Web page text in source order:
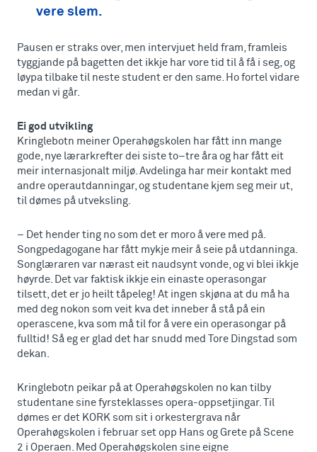
vere slem.
Pausen er straks over, men intervjuet held fram, framleis
tyggjande på bagetten det ikkje har vore tid til å få i seg, og
løypa tilbake til neste student er den same. Ho fortel vidare
medan vi går.
Ei god utvikling
Kringlebotn meiner Operahøgskolen har fått inn mange
gode, nye lærarkrefter dei siste to–tre åra og har fått eit
meir internasjonalt miljø. Avdelinga har meir kontakt med
andre operautdanningar, og studentane kjem seg meir ut,
til dømes på utveksling.
– Det hender ting no som det er moro å vere med på.
Songpedagogane har fått mykje meir å seie på utdanninga.
Songlæraren var nærast eit naudsynt vonde, og vi blei ikkje
høyrde. Det var faktisk ikkje ein einaste operasongar
tilsett, det er jo heilt tåpeleg! At ingen skjøna at du må ha
med deg nokon som veit kva det inneber å stå på ein
operascene, kva som må til for å vere ein operasongar på
fulltid! Så eg er glad det har snudd med Tore Dingstad som
dekan.
Kringlebotn peikar på at Operahøgskolen no kan tilby
studentane sine fyrsteklasses opera-oppsetjingar. Til
dømes er det KORK som sit i orkestergrava når
Operahøgskolen i februar set opp Hans og Grete på Scene
2 i Operaen. Med Operahøgskolen sine eigne